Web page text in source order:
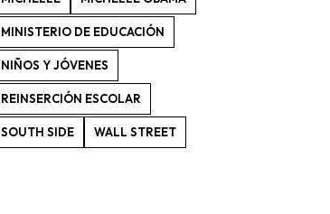
MINISTERIO DE EDUCACIÓN
NIÑOS Y JÓVENES
REINSERCIÓN ESCOLAR
SOUTH SIDE WALL STREET